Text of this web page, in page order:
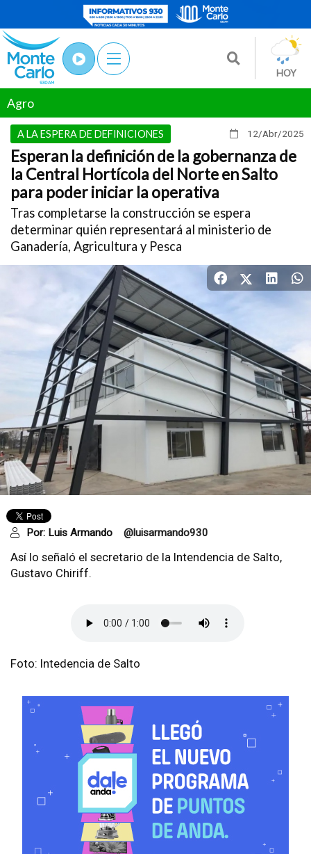
HOY
Agro
12/Abr/2025
A LA ESPERA DE DEFINICIONES
Esperan la definición de la gobernanza de
la Central Hortícola del Norte en Salto
para poder iniciar la operativa
Tras completarse la construcción se espera
determinar quién representará al ministerio de
Ganadería, Agricultura y Pesca
Por: Luis Armando @luisarmando930
Así lo señaló el secretario de la Intendencia de Salto,
Gustavo Chiriff.
Foto: Intedencia de Salto